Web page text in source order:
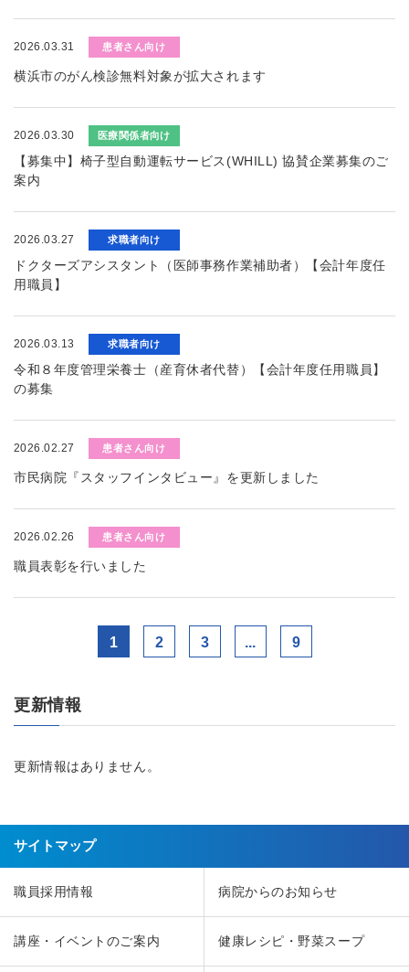
2026.03.31 患者さん向け
横浜市のがん検診無料対象が拡大されます
2026.03.30 医療関係者向け
【募集中】椅子型自動運転サービス(WHILL) 協賛企業募集のご
案内
2026.03.27 求職者向け
ドクターズアシスタント（医師事務作業補助者）【会計年度任
用職員】
2026.03.13 求職者向け
令和８年度管理栄養士（産育休者代替）【会計年度任用職員】
の募集
2026.02.27 患者さん向け
市民病院『スタッフインタビュー』を更新しました
2026.02.26 患者さん向け
職員表彰を行いました
1 2 3 ... 9
更新情報
更新情報はありません。
サイトマップ
職員採用情報 病院からのお知らせ
講座・イベントのご案内 健康レシピ・野菜スープ